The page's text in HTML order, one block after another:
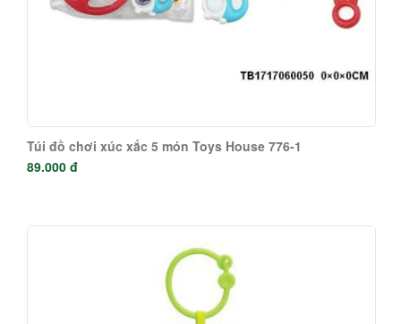
Túi đồ chơi xúc xắc 5 món Toys House 776-1
89.000 đ